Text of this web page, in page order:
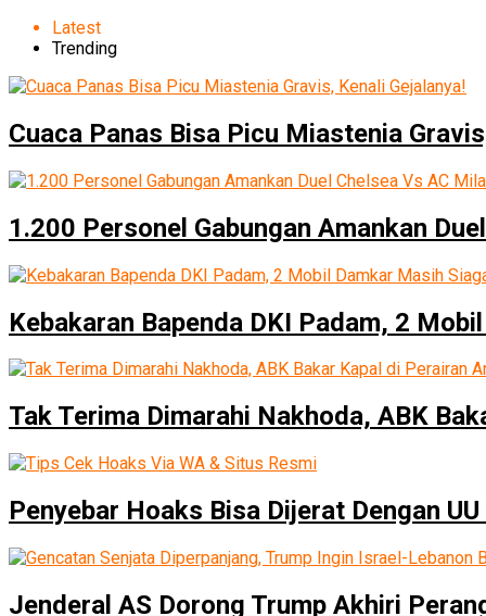
Latest
Trending
Cuaca Panas Bisa Picu Miastenia
1.200 Personel Gabungan Amankan
Kebakaran Bapenda DKI Padam, 2
Tak Terima Dimarahi Nakhoda, ABK
Penyebar Hoaks Bisa Dijerat Dengan
Jenderal AS Dorong Trump Akhiri